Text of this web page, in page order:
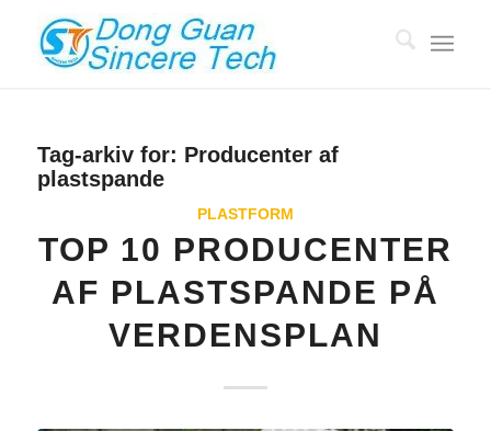
Tag-arkiv for: Producenter af
plastspande
PLASTFORM
TOP 10 PRODUCENTER
AF PLASTSPANDE PÅ
VERDENSPLAN